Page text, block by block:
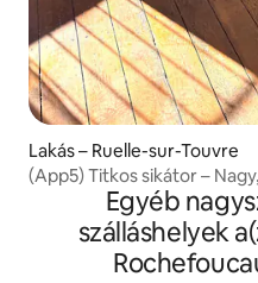
Lakás – Ruelle-sur-Touvre
(App5) Titkos sikátor –
Egyéb
szálláshelyek